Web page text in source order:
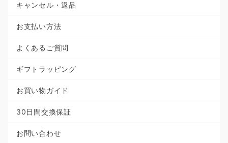
キャンセル・返品
お支払い方法
よくあるご質問
ギフトラッピング
お買い物ガイド
30日間交換保証
お問い合わせ